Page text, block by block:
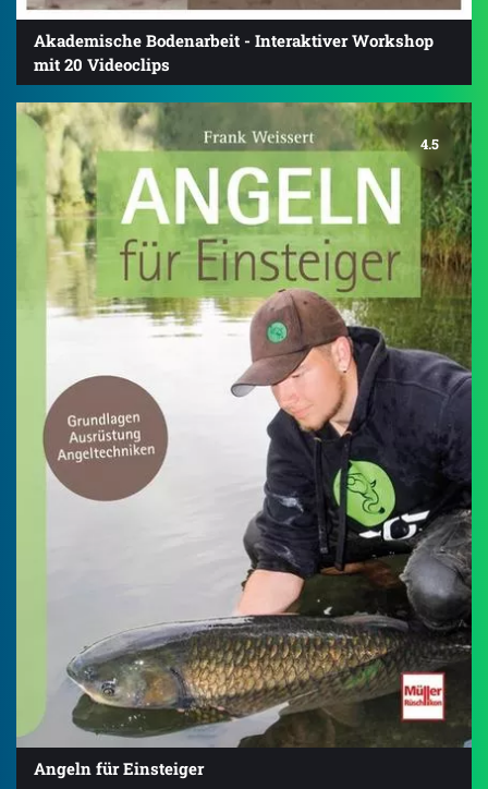
Akademische Bodenarbeit - Interaktiver Workshop
mit 20 Videoclips
4.5
Angeln für Einsteiger